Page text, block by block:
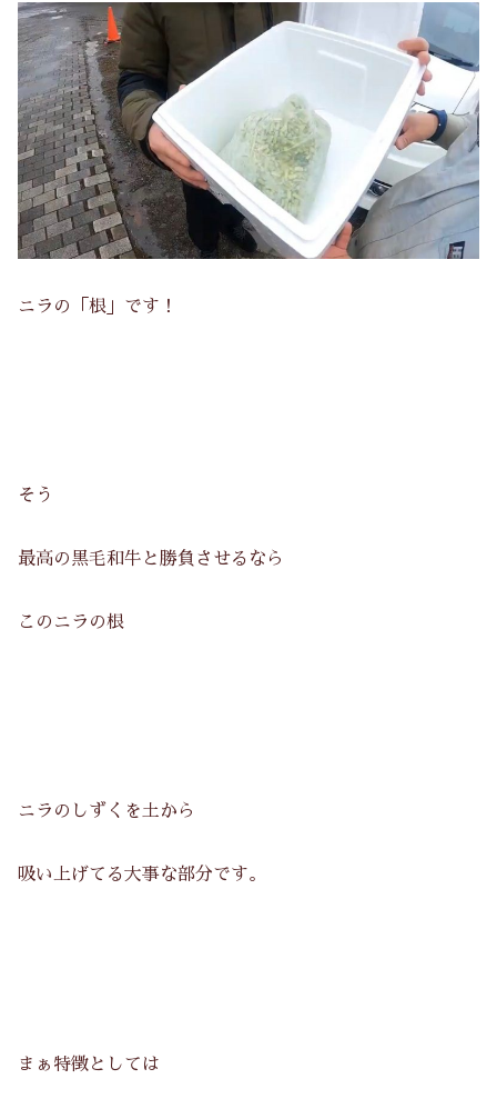
ニラの「根」です！
そう
最高の黒毛和牛と勝負させるなら
このニラの根
ニラのしずくを土から
吸い上げてる大事な部分です。
まぁ特徴としては